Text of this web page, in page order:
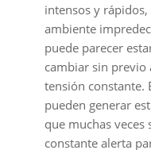
intensos y
ambiente
puede parecer
cambiar sin previo
tensión constante.
pueden generar
que muchas veces
constante alerta